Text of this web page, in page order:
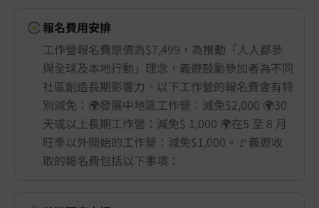
報名費用安排
工作營報名費原價為$7,499，為推動「人人都參
與全球及本地行動」理念，義遊鼓勵參加者為不同
社區創造長期影響力。以下工作營的報名費會有特
別減免：🌍發展中地區工作營：減免$2,000 🌍30
天或以上長期工作營：減免$ 1,000 🌍在5 至 8 月
旺季以外開始的工作營：減免$1,000。🚩義遊收
取的報名費包括以下事項：